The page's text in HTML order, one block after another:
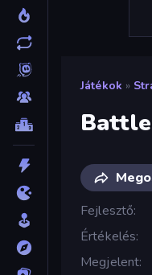
Játékok »
Fejlesztő
Értékelés
Megjelent